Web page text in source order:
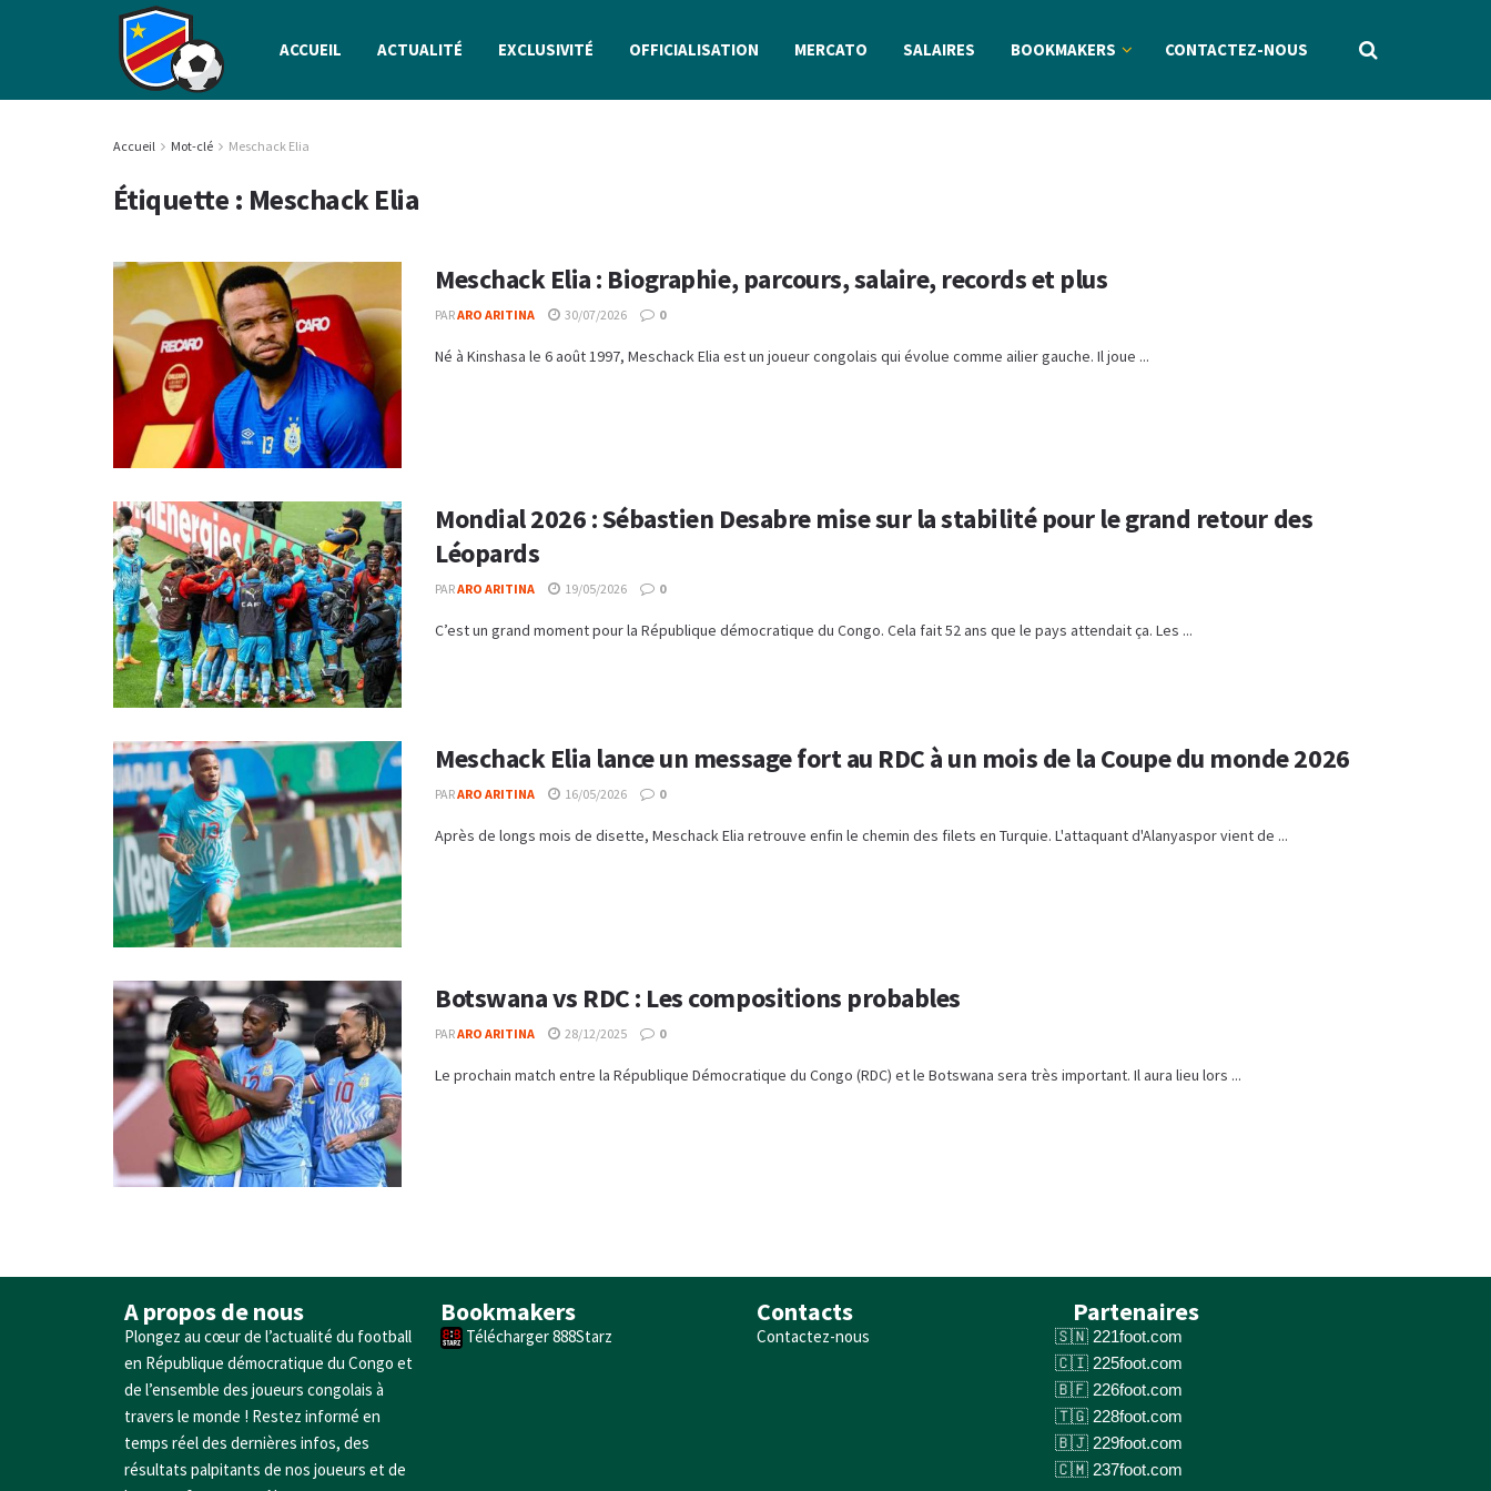
ACCUEIL ACTUALITÉ EXCLUSIVITÉ OFFICIALISATION MERCATO SALAIRES BOOKMAKERS CONTACTEZ-NOUS
Accueil Mot-clé Meschack Elia
Étiquette : Meschack Elia
Meschack Elia : Biographie, parcours, salaire, records et plus
PARARO ARITINA 30/07/2026 0
Né à Kinshasa le 6 août 1997, Meschack Elia est un joueur congolais qui évolue comme ailier gauche. Il joue ...
Mondial 2026 : Sébastien Desabre mise sur la stabilité pour le grand retour des
Léopards
PARARO ARITINA 19/05/2026 0
C’est un grand moment pour la République démocratique du Congo. Cela fait 52 ans que le pays attendait ça. Les ...
Meschack Elia lance un message fort au RDC à un mois de la Coupe du monde 2026
PARARO ARITINA 16/05/2026 0
Après de longs mois de disette, Meschack Elia retrouve enfin le chemin des filets en Turquie. L'attaquant d'Alanyaspor vient de ...
Botswana vs RDC : Les compositions probables
PARARO ARITINA 28/12/2025 0
Le prochain match entre la République Démocratique du Congo (RDC) et le Botswana sera très important. Il aura lieu lors ...
A propos de nous
Plongez au cœur de l’actualité du football
en République démocratique du Congo et
de l’ensemble des joueurs congolais à
travers le monde ! Restez informé en
temps réel des dernières infos, des
résultats palpitants de nos joueurs et de
Bookmakers
Télécharger 888Starz
Contacts
Contactez-nous
Partenaires
221foot.com
225foot.com
226foot.com
228foot.com
229foot.com
237foot.com